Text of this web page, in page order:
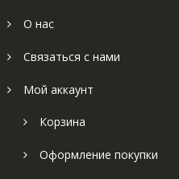
О нас
Связаться с нами
Мой аккаунт
Корзина
Оформление покупки